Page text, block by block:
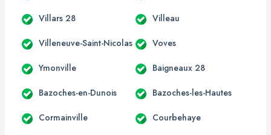
Villars 28 Villeau
Villeneuve-Saint-Nicolas Voves
Ymonville Baigneaux 28
Bazoches-en-Dunois Bazoches-les-Hautes
Cormainville Courbehaye